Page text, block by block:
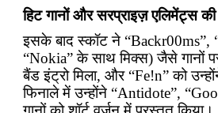
हिट गानों और सरप्राइज़ एलिमेंट्स की
इसके बाद स्कॉट ने
“Nokia” के साथ मिक्स) जैसे गानों
बैंड इंट्रो मिला, और “Fe!n” को
फिनाले में उन्होंने “Antidote”,